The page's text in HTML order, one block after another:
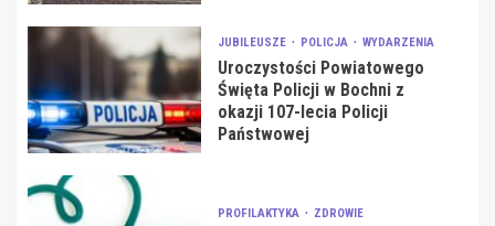
JUBILEUSZE POLICJA WYDARZENIA
Uroczystości Powiatowego
Święta Policji w Bochni z
okazji 107-lecia Policji
Państwowej
PROFILAKTYKA ZDROWIE